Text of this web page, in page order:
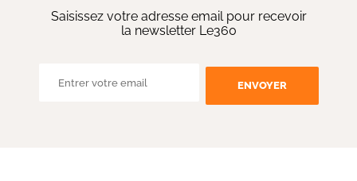
Saisissez votre adresse email pour recevoir
la newsletter Le360
ENVOYER